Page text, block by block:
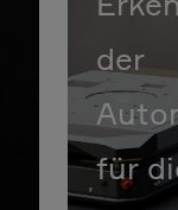
der
für